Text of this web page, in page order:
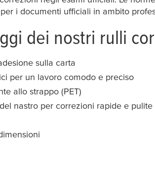
i documenti ufficiali in ambito
dei nostri rulli
sulla carta
per un lavoro comodo e preciso
allo strappo (PET)
nastro per correzioni rapide e pulite